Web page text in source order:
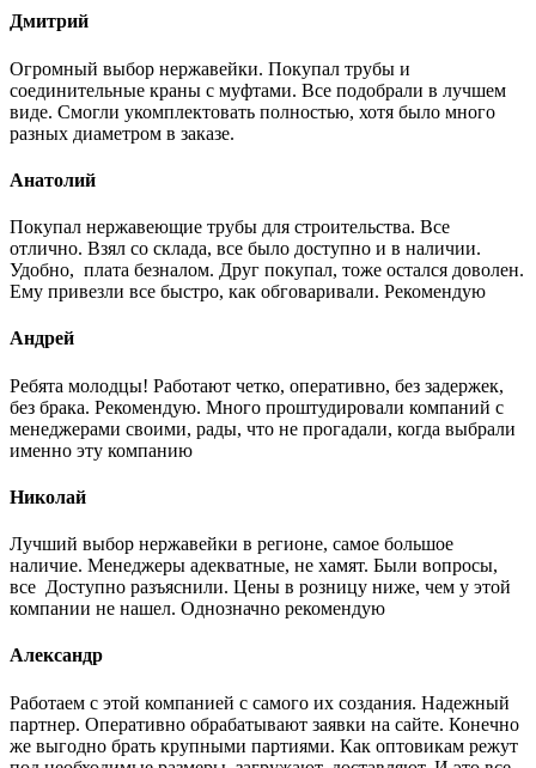
Дмитрий
Огромный выбор нержавейки. Покупал трубы и
соединительные краны с муфтами. Все подобрали в лучшем
виде. Смогли укомплектовать полностью, хотя было много
разных диаметром в заказе.
Анатолий
Покупал нержавеющие трубы для строительства. Все
отлично. Взял со склада, все было доступно и в наличии.
Удобно, плата безналом. Друг покупал, тоже остался доволен.
Ему привезли все быстро, как обговаривали. Рекомендую
Андрей
Ребята молодцы! Работают четко, оперативно, без задержек,
без брака. Рекомендую. Много проштудировали компаний с
менеджерами своими, рады, что не прогадали, когда выбрали
именно эту компанию
Николай
Лучший выбор нержавейки в регионе, самое большое
наличие. Менеджеры адекватные, не хамят. Были вопросы,
все Доступно разъяснили. Цены в розницу ниже, чем у этой
компании не нашел. Однозначно рекомендую
Александр
Работаем с этой компанией с самого их создания. Надежный
партнер. Оперативно обрабатывают заявки на сайте. Конечно
же выгодно брать крупными партиями. Как оптовикам режут